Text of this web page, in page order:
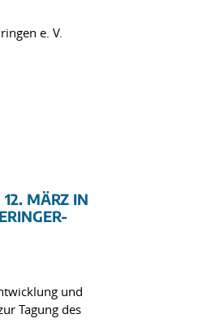
e. V.
MÄRZ IN
und
Tagung des